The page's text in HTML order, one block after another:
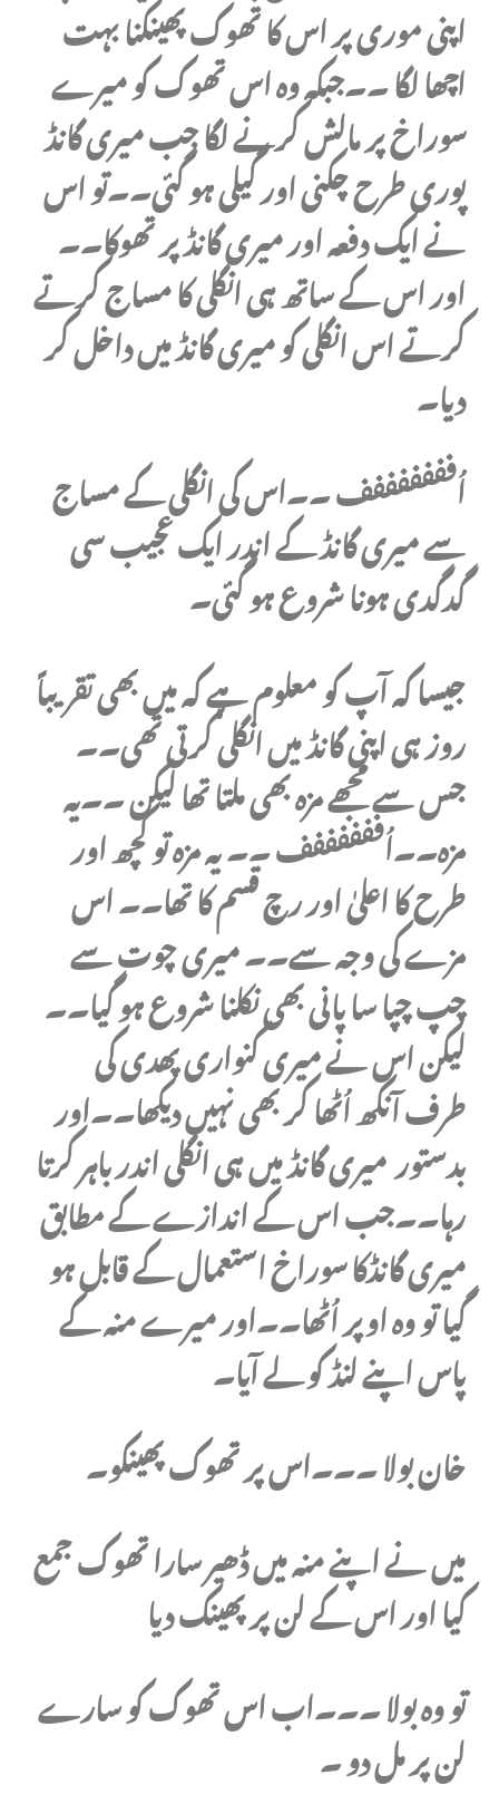
اپنی موری پر اس کا تھوک پھینکنا بہت
اچھا لگا ۔۔جبکہ وہ اس تھوک کو میرے
سوراخ پر مالش کرنے لگا جب میری گانڈ
پوری طرح چکنی اور گیلی ہو گئی۔۔تو اس
نے ایک دفعہ اور میری گانڈ پر تھوکا۔۔
اور اس کے ساتھ ہی انگلی کا مساج کرتے
کرتے اس انگلی کو میری گانڈ میں داخل کر
دیا۔
اُفففففففف ۔۔اس کی انگلی کے مساج
سے میری گانڈ کے اندر ایک عجیب سی
گدگدی ہونا شروع ہو گئی۔
جیسا کہ آپ کو معلوم ہے کہ میں بھی تقریباً
روز ہی اپنی گانڈ میں انگلی کرتی تھی۔۔
جس سے مجھے مزہ بھی ملتا تھا لیکن ۔۔یہ
مزہ۔۔اُففففففف ۔۔ یہ مزہ تو کچھ اور
طرح کا اعلیٰ اور رچ قسم کا تھا۔۔ اس
مزے کی وجہ سے۔۔ میری چوت سے
چپ چپا سا پانی بھی نکلنا شروع ہو گیا۔۔
لیکن اس نے میری کنواری پھدی کی
طرف آنکھ اُٹھا کر بھی نہیں دیکھا۔۔اور
بدستور میری گانڈ میں ہی انگلی اندر باہر کرتا
رہا۔۔جب اس کے اندازے کے مطابق
میری گانڈکا سوراخ استعمال کے قابل ہو
گیا تو وہ اوپر اُٹھا۔۔اور میرے منہ کے
پاس اپنے لنڈ کو لے آیا۔
خان بولا ۔۔۔اس پر تھوک پھینکو۔
میں نے اپنے منہ میں ڈھیر سارا تھوک جمع
کیا اور اس کے لن پر پھینک دیا
تو وہ بولا ۔۔۔اب اس تھوک کو سارے
لن پر مل دو ۔